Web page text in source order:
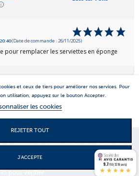
(Date de commande : 26/11/2025)
pour remplacer les serviettes en éponge
|S.A.V.|LIVRAISON|C.G.V|
et ceux de tiers pour améliorer nos services. Pour
utilisation, appuyez sur le bouton Accepter.
les cookies
REJETER TOUT
J'ACCEPTE
approuvé par la Société des Avis Garantis,
9.7/10 (1319 avis)
★★★★★